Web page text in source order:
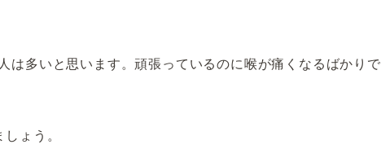
は多いと思います。頑張っているのに喉が痛くなるばかりで
ょう。